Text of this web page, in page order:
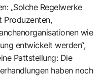
„Solche Regelwerke
Produzenten,
wie
entwickelt werden“,
Pattstellung: Die
haben noch